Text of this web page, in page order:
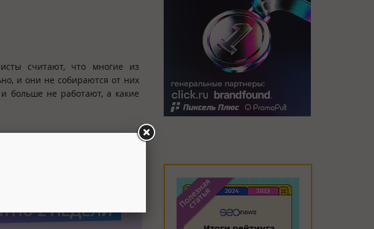
считают, что многие из
и они не собираются от них
больше не работают, а какие